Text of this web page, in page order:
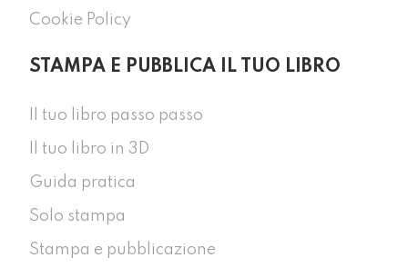
Cookie Policy
STAMPA E PUBBLICA IL TUO LIBRO
Il tuo libro passo passo
Il tuo libro in 3D
Guida pratica
Solo stampa
Stampa e pubblicazione